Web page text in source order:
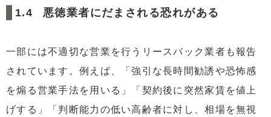
悪徳業者にだまされる恐れがある
一部には不適切な営業を行うリースバック業者も報告
されています。例えば、「強引な長時間勧誘や恐怖感
を煽る営業手法を用いる」「契約後に突然家賃を値上
げする」「判断能力の低い高齢者に対し、相場を無視